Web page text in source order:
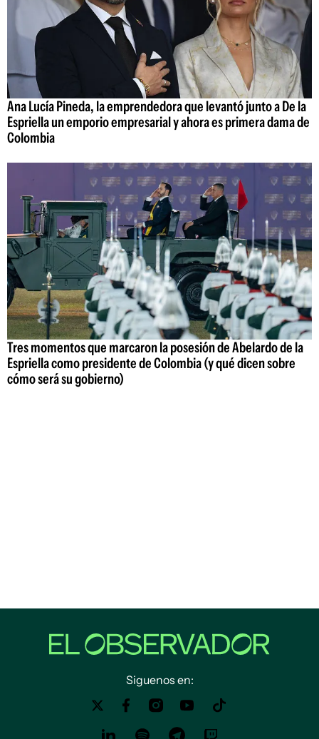
Ana Lucía Pineda, la emprendedora que levantó junto a De la
Espriella un emporio empresarial y ahora es primera dama de
Colombia
Tres momentos que marcaron la posesión de Abelardo de la
Espriella como presidente de Colombia (y qué dicen sobre
cómo será su gobierno)
Siguenos en: